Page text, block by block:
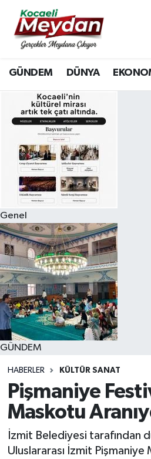
GÜNDEM DÜNYA
Genel
GÜNDEM
HABERLER KÜLTÜR SANAT
Pişmaniye
Maskotu
İzmit Belediyesi tarafından
Uluslararası İzmit Pişmaniye
Nöbetçi Eczaneler
Hava Durumu
Trafik Durumu
Süper Lig Puan Durumu
Tüm Manşetler
Son Dakika Haberleri
Haber Arşivi